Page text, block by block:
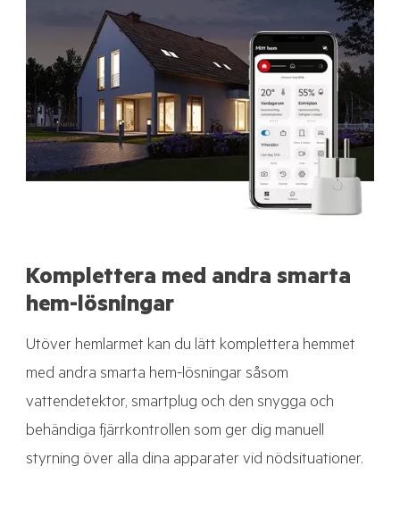
Komplettera med andra smarta
hem-lösningar
Utöver hemlarmet kan du lätt komplettera hemmet
med andra smarta hem-lösningar såsom
vattendetektor, smartplug och den snygga och
behändiga fjärrkontrollen som ger dig manuell
styrning över alla dina apparater vid nödsituationer.